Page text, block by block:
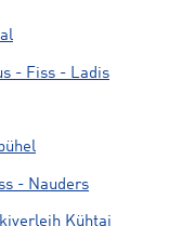
- Fiss - Ladis
- Nauders
Kühtai